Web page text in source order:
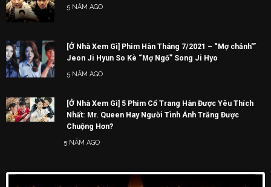
5 NĂM AGO
[Ở Nhà Xem Gì] Phim Hàn Tháng 7/2021 – “Mợ chảnh'”
Jeon Ji Hyun So Kè “Mợ Ngố” Song Ji Hyo
5 NĂM AGO
[Ở Nhà Xem Gì] 5 Phim Cổ Trang Hàn Được Yêu Thích
Nhất: Mr. Queen Hay Người Tình Ánh Trăng Được
Chuộng Hơn?
5 NĂM AGO